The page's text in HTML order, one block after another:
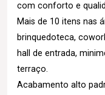
com conforto e
Mais de 10 itens nas
brinquedoteca,
hall de entrada,
terraço.
Acabamento alto